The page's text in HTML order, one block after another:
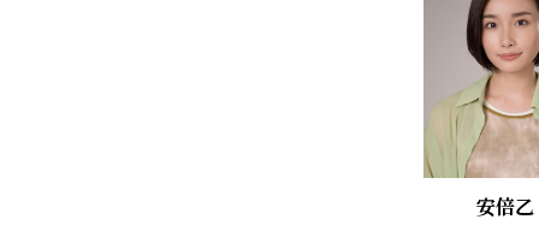
安倍乙